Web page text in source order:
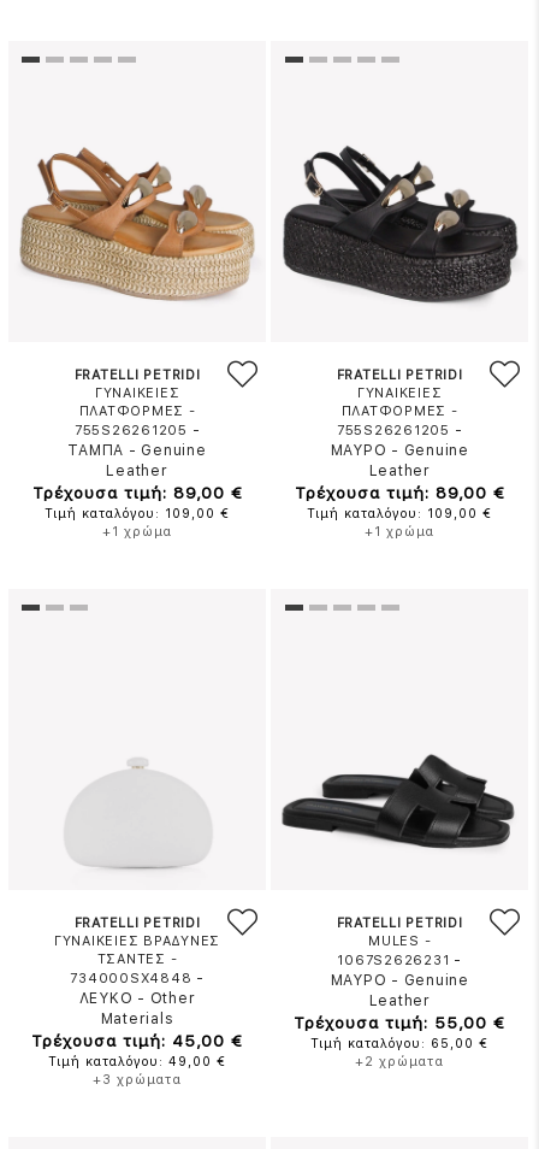
FRATELLI PETRIDI
ΓΥΝΑΙΚΕΙΕΣ
ΠΛΑΤΦΟΡΜΕΣ -
755S26261205 -
ΤΑΜΠΑ - Genuine
Leather
Τρέχουσα τιμή: 89,00 €
Τιμή καταλόγου: 109,00 €
+1 χρώμα
FRATELLI PETRIDI
ΓΥΝΑΙΚΕΙΕΣ
ΠΛΑΤΦΟΡΜΕΣ -
755S26261205 -
ΜΑΥΡΟ - Genuine
Leather
Τρέχουσα τιμή: 89,00 €
Τιμή καταλόγου: 109,00 €
+1 χρώμα
FRATELLI PETRIDI
ΓΥΝΑΙΚΕΙΕΣ ΒΡΑΔΥΝΕΣ
ΤΣΑΝΤΕΣ -
734000SX4848 -
ΛΕΥΚΟ - Other
Materials
Τρέχουσα τιμή: 45,00 €
Τιμή καταλόγου: 49,00 €
+3 χρώματα
FRATELLI PETRIDI
MULES -
1067S2626231 -
ΜΑΥΡΟ - Genuine
Leather
Τρέχουσα τιμή: 55,00 €
Τιμή καταλόγου: 65,00 €
+2 χρώματα